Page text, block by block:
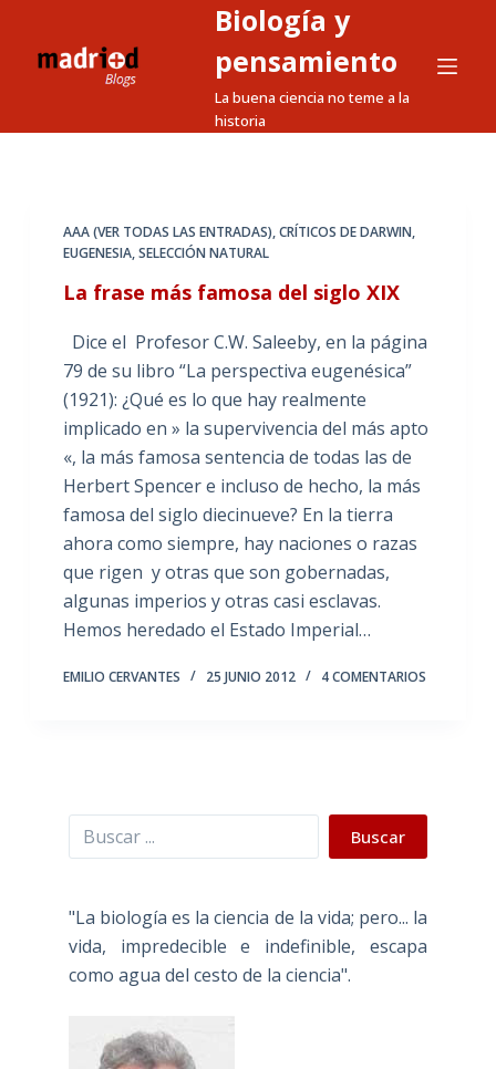
a
Biología y
pensamiento
La buena ciencia no teme a la
historia
AAA (VER TODAS LAS ENTRADAS),CRÍTICOS DE DARWIN,
EUGENESIA,SELECCIÓN NATURAL
La frase más famosa del siglo XIX
Dice el Profesor C.W. Saleeby, en la página
79 de su libro “La perspectiva eugenésica”
(1921): ¿Qué es lo que hay realmente
implicado en » la supervivencia del más apto
«, la más famosa sentencia de todas las de
Herbert Spencer e incluso de hecho, la más
famosa del siglo diecinueve? En la tierra
ahora como siempre, hay naciones o razas
que rigen y otras que son gobernadas,
algunas imperios y otras casi esclavas.
Hemos heredado el Estado Imperial…
EMILIO CERVANTES 25 JUNIO 2012 4 COMENTARIOS
Buscar Buscar
"La biología es la ciencia de la vida; pero... la
vida, impredecible e indefinible, escapa
como agua del cesto de la ciencia".